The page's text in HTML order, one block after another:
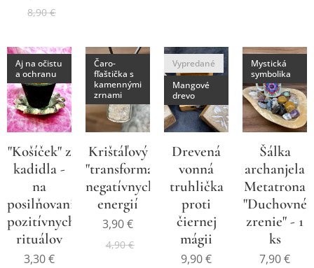
8,90€
"Košíček" z
kadidla -
na
posilňovanie
pozitívnych
rituálov
Aj na očistu
a ochranu
3,30€
Krištáľový
"transformátor"
negatívnych
energií
Čaro-
fľaštička s
kamennými
zrnami
3,90€
4,90€
Drevená
vonná
truhlička
proti
čiernej
mágii
Vypredané
Mangové
drevo
9,90€
Šálka
archanjela
Metatrona
"Duchovné
zrenie" - 1
ks
Mystická
symbolika
7,90€